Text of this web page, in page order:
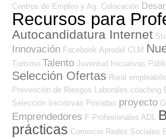
Centros de Empleo y Ag. Colocación
Recursos para
Autocandidatura Internet
Innovación Facebook Aprodel CLM
Turismo Talento Juventud Iniciativas
Selección Ofertas Rural
Prevención de Riesgos Laborales coaching
Selección
Iniciativas Privadas proyecto
Emprendedores F Profesionales ADL
prácticas Comercio Redes Sociales